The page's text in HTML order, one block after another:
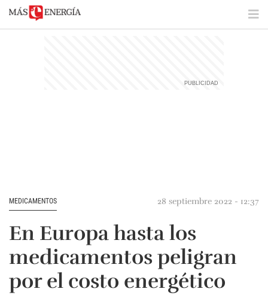
MEDICAMENTOS 28 septiembre 2022 - 12:37
En Europa hasta los
medicamentos peligran
por el costo energético